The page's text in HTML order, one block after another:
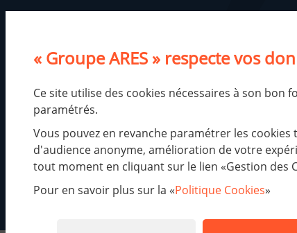
« Groupe ARES » respecte vos
Ce site utilise des cookies nécessaires à son bon
paramétrés.
Vous pouvez en revanche paramétrer les cookies
d'audience anonyme, amélioration de votre
tout moment en cliquant sur le lien «Gestion des
Pour en savoir plus sur la «Politique Cookies»